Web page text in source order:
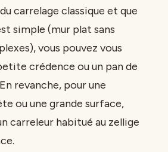
carrelage classique et que
simple (mur plat sans
vous pouvez vous
crédence ou un pan de
revanche, pour une
ou une grande surface,
carreleur habitué au zellige